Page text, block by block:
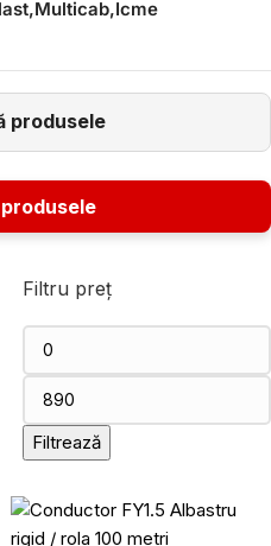
Filtru preț
Filtrează